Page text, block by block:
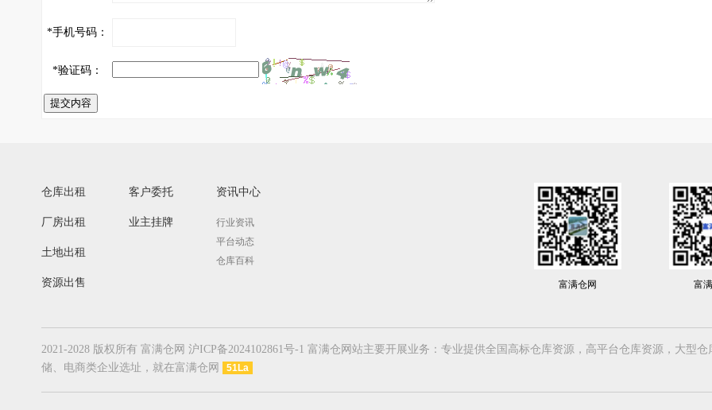
*手机号码：
*验证码：
提交内容
仓库出租
厂房出租
土地出租
资源出售
客户委托
业主挂牌
资讯中心
行业资讯
平台动态
仓库百科
富满仓网 富
2021-2028 版权所有 富满仓网 沪ICP备2024102861号-1 富满仓网站主要开展业务：专业提供全国高标仓库资源，高平台仓库资源，大型
储、电商类企业选址，就在富满仓网
51La